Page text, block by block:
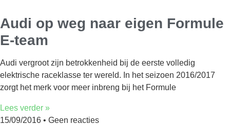
Audi op weg naar eigen Formule
E-team
Audi vergroot zijn betrokkenheid bij de eerste volledig
elektrische raceklasse ter wereld. In het seizoen 2016/2017
zorgt het merk voor meer inbreng bij het Formule
Lees verder »
15/09/2016
Geen reacties